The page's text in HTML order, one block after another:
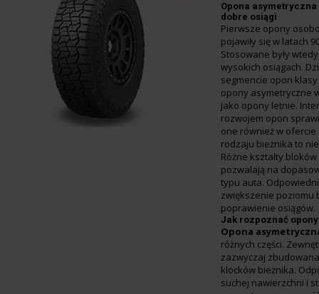
Opona
dobre osiągi
Pierwsze opony
pojawiły się w latach
Stosowane były
wysokich osiągach.
segmencie opon
opony asymetryczne
jako opony letnie.
rozwojem opon
one również w ofercie
rodzaju bieżnika to
Różne kształty
pozwalają na
typu auta.
zwiększenie poziomu
poprawienie osiągów.
Jak rozpoznać
Opona
różnych części.
zazwyczaj
klocków bieżnika.
suchej nawierzchni i